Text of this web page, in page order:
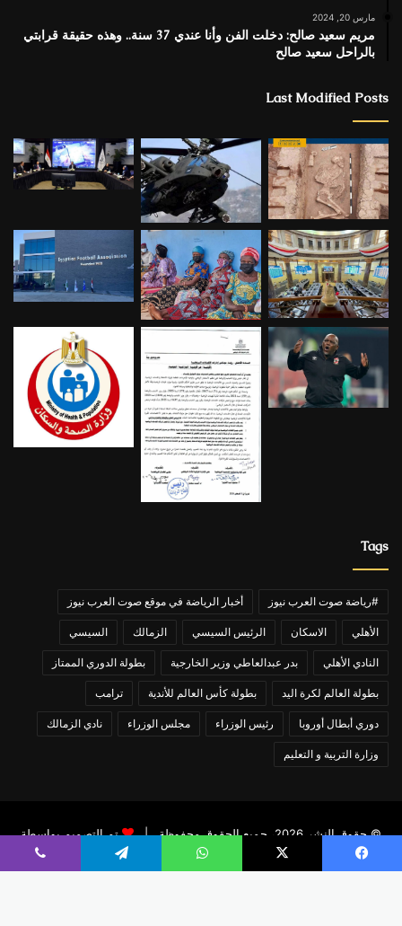
مارس 20, 2024
مريم سعيد صالح: دخلت الفن وأنا عندي 37 سنة.. وهذه حقيقة قرابتي
بالراحل سعيد صالح
Last Modified Posts
Tags
#رياضة صوت العرب نيوز أخبار الرياضة في موقع صوت العرب نيوز
الأهلي الاسكان الرئيس السيسي الزمالك السيسي
النادي الأهلي بدر عبدالعاطي وزير الخارجية بطولة الدوري الممتاز
بطولة العالم لكرة اليد بطولة كأس العالم للأندية ترامب
دوري أبطال أوروبا رئيس الوزراء مجلس الوزراء نادي الزمالك
وزارة التربية و التعليم
© حقوق النشر 2026، جميع الحقوق محفوظة |
تم التصميم بواسطة
تامر عاشور
فيسبوك X واتساب تيلقرام ڤايبر